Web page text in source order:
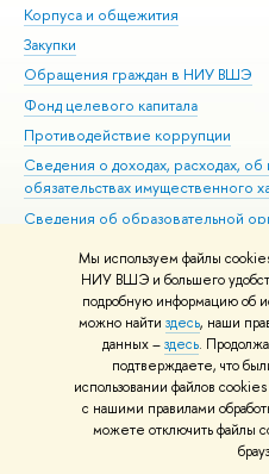
Мы используем файлы
НИУ ВШЭ и большего
подробную информацию об
можно найти здесь, наши
данных –здесь.
подтверждаете, что
использовании файлов
с нашими правилами
можете отключить файлы
Корпуса и общежития
Закупки
Обращения граждан в НИУ ВШЭ
Фонд целевого капитала
Противодействие коррупции
Сведения о доходах, расходах,
обязательствах имущественного
Сведения об образовательной
Людям с ограниченными
Единая платежная страница
Работа в Вышке
© НИУ ВШЭ 1993–2026 Адреса и
материалов Политика
Шрифты HSE Sans и HSE Slab